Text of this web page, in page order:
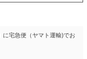
に宅急便（ヤマト運輸)でお